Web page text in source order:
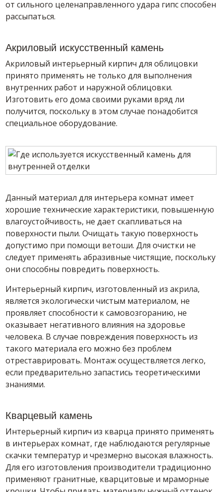
от сильного целенаправленного удара гипс способен
рассыпаться.
Акриловый искусственный камень
Акриловый интерьерный кирпич для облицовки
принято применять не только для выполнения
внутренних работ и наружной облицовки.
Изготовить его дома своими руками вряд ли
получится, поскольку в этом случае понадобится
специальное оборудование.
Данный материал для интерьера комнат имеет
хорошие технические характеристики, повышенную
влагоустойчивость, не дает скапливаться на
поверхности пыли. Очищать такую поверхность
допустимо при помощи ветоши. Для очистки не
следует применять абразивные чистящие, поскольку
они способны повредить поверхность.
Интерьерный кирпич, изготовленный из акрила,
является экологически чистым материалом, не
проявляет способности к самовозгоранию, не
оказывает негативного влияния на здоровье
человека. В случае повреждения поверхность из
такого материала его можно без проблем
отреставрировать. Монтаж осуществляется легко,
если предварительно запастись теоретическими
знаниями.
Кварцевый камень
Интерьерный кирпич из кварца принято применять
в интерьерах комнат, где наблюдаются регулярные
скачки температур и чрезмерно высокая влажность.
Для его изготовления производители традиционно
применяют гранитные, кварцитовые и мраморные